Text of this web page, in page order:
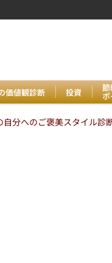
価値観診断 投資
分へのご褒美スタイル診